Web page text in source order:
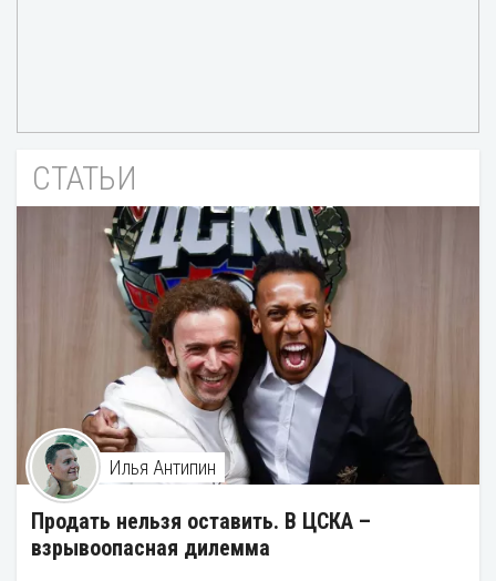
СТАТЬИ
Илья Антипин
Продать нельзя оставить. В ЦСКА –
взрывоопасная дилемма